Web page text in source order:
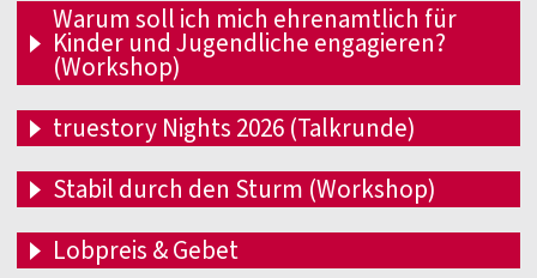
Warum soll ich mich ehrenamtlich für
Kinder und Jugendliche engagieren?
(Workshop)
truestory Nights 2026 (Talkrunde)
Stabil durch den Sturm (Workshop)
Lobpreis & Gebet